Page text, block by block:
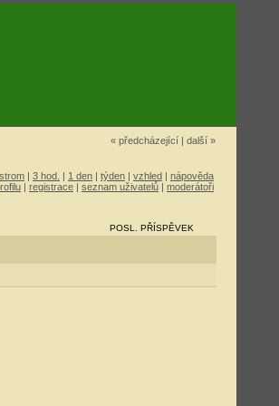
« předcházející | další »
strom | 3 hod. | 1 den | týden | vzhled | nápověda
| registrace | seznam uživatelů | moderátoři
POSL. PŘÍSPĚVEK